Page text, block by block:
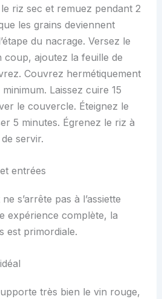
riz sec et remuez pendant 2
les grains deviennent
du nacrage. Versez le
coup, ajoutez la feuille de
Couvrez hermétiquement
Laissez cuire 15
le couvercle. Éteignez le
5 minutes. Égrenez le riz à
servir.
entrées
s’arrête pas à l’assiette
expérience complète, la
est primordiale.
très bien le vin rouge,